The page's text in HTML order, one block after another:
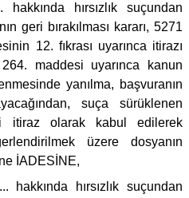
hırsızlık suçundan
geri bırakılması kararı, 5271
12. fıkrası uyarınca itirazı
maddesi uyarınca kanun
yanılma, başvuranın
suça sürüklenen
itiraz olarak kabul edilerek
üzere dosyanın
İADESİNE,
hırsızlık suçundan